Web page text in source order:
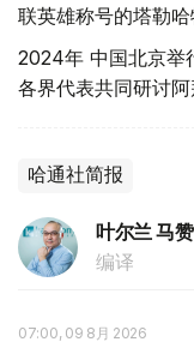
联英雄称号的塔勒哈
2024年 中国北京举
各界代表共同研讨阿
哈通社简报
叶尔兰 马赞
编译
07:00, 09 8月 2026